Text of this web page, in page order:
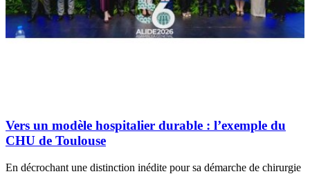
Vers un modèle hospitalier durable : l’exemple du
CHU de Toulouse
En décrochant une distinction inédite pour sa démarche de chirurgie